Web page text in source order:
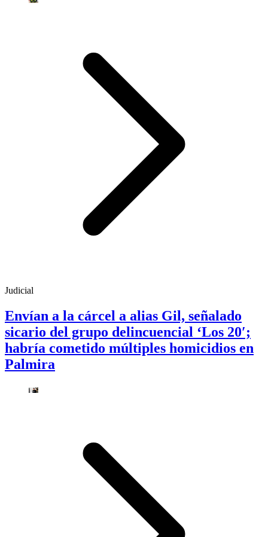
Judicial
Envían a la cárcel a alias Gil, señalado
sicario del grupo delincuencial ‘Los 20′;
habría cometido múltiples homicidios en
Palmira